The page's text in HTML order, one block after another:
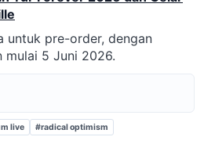
untuk pre-order, dengan
mulai 5 Juni 2026.
live #radical optimism